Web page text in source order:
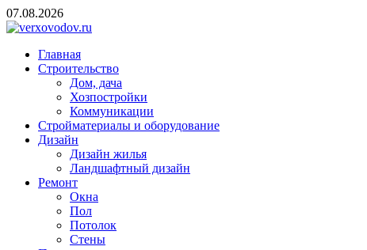
Skip
to
07.08.2026
verxovodov.ru
Ремонт и строительство
Главная
Строительство
Дом, дача
Хозпостройки
Коммуникации
Стройматериалы и оборудование
Дизайн
Дизайн жилья
Ландшафтный дизайн
Ремонт
Окна
Пол
Потолок
Стены